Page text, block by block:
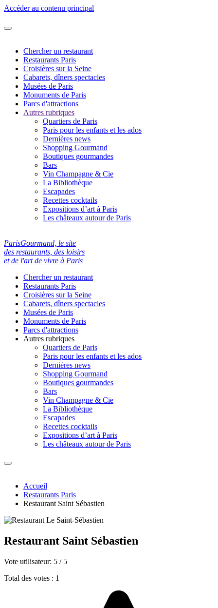
Accéder au contenu principal
Chercher un restaurant
Restaurants Paris
Croisières sur la Seine
Cabarets, dîners spectacles
Musées de Paris
Monuments de Paris
Parcs d'attractions
Autres rubriques
Quartiers de Paris
Paris pour les enfants et les ados
Dernières news
Shopping Gourmand
Boutiques gourmandes
Bars
Vin Champagne & Cie
La Bibliothèque
Escapades
Recettes cocktails
Expositions d’art à Paris
Les châteaux autour de Paris
ParisGourmand, le site
des restaurants, des loisirs
et de l'art de vivre à Paris
Chercher un restaurant
Restaurants Paris
Croisières sur la Seine
Cabarets, dîners spectacles
Musées de Paris
Monuments de Paris
Parcs d'attractions
Autres rubriques
Quartiers de Paris
Paris pour les enfants et les ados
Dernières news
Shopping Gourmand
Boutiques gourmandes
Bars
Vin Champagne & Cie
La Bibliothèque
Escapades
Recettes cocktails
Expositions d’art à Paris
Les châteaux autour de Paris
Accueil
Restaurants Paris
Restaurant Saint Sébastien
Restaurant Saint Sébastien
Vote utilisateur: 5 / 5
Total des votes : 1